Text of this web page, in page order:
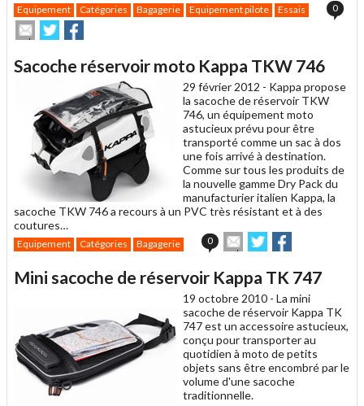
Equipement Catégories Bagagerie Equipement pilote Essais 0
Envoyer
cet
à
Partager
sur
sur
Sacoche réservoir moto Kappa TKW 746
29 février 2012 - Kappa propose
la sacoche de réservoir TKW
746, un équipement moto
astucieux prévu pour être
transporté comme un sac à dos
une fois arrivé à destination.
Comme sur tous les produits de
la nouvelle gamme Dry Pack du
manufacturier italien Kappa, la
sacoche TKW 746 a recours à un PVC très résistant et à des
coutures…
Equipement Catégories Bagagerie 0
Envoyer
cet
à
un
ami
Partager
sur sur
Mini sacoche de réservoir Kappa TK 747
19 octobre 2010 - La mini
sacoche de réservoir Kappa TK
747 est un accessoire astucieux,
conçu pour transporter au
quotidien à moto de petits
objets sans être encombré par le
volume d'une sacoche
traditionnelle.